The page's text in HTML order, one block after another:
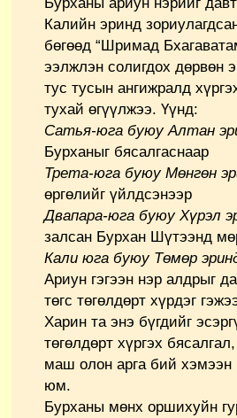
Калийн эринд
бөгөөд “Шримад
ээлжлэн солигдох дөрвөн
тус тусын ангижралд
тухай өгүүлжээ. Үүнд:
Сатья-юга буюу Алтан
Бурханыг бясалгаснаар
Трета-юга буюу Мөнгөн
өргөлийг үйлдсэнээр
Двапара-юга буюу Хүрэл
залсан Бурхан Шүтээнд
Кали юга буюу Төмөр
Ариун гэгээн нэр алдрыг
төгс төгөлдөрт хүрдэг
Харин та энэ бүгдийг
төгөлдөрт хүргэх
маш олон арга бий хэмээн
юм.
Бурханы мөнх оршихуйн